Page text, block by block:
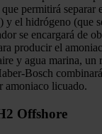
permitirá separar
y el hidrógeno (que
se encargará de
producir el
y agua marina, un
Bosch
amoniaco licuado.
Offshore